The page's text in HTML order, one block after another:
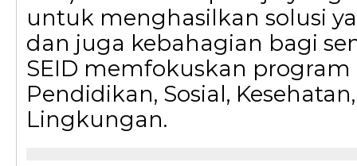
untuk menghasilkan solusi
dan juga kebahagian bagi
SEID memfokuskan program
Pendidikan, Sosial,
Lingkungan.